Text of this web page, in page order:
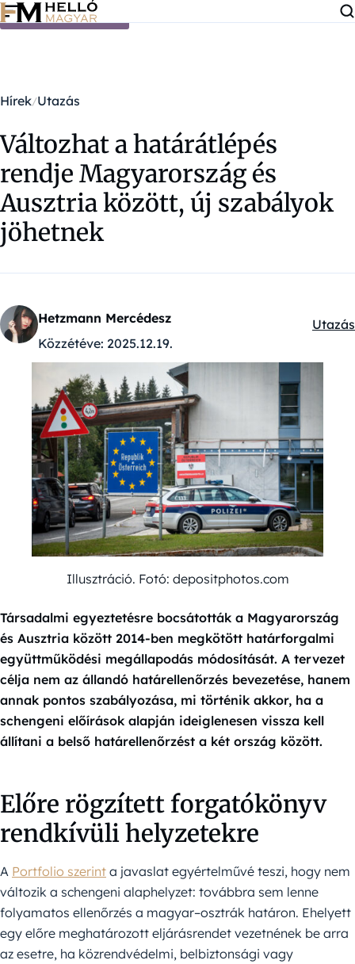
Ugrás a tartalomra
Hírek Utazás
Változhat a határátlépés
rendje Magyarország és
Ausztria között, új szabályok
jöhetnek
Hetzmann Mercédesz
Közzétéve: 2025.12.19.
Utazás
Illusztráció. Fotó: depositphotos.com
Társadalmi egyeztetésre bocsátották a Magyarország
és Ausztria között 2014-ben megkötött határforgalmi
együttműködési megállapodás módosítását. A tervezet
célja nem az állandó határellenőrzés bevezetése, hanem
annak pontos szabályozása, mi történik akkor, ha a
schengeni előírások alapján ideiglenesen vissza kell
állítani a belső határellenőrzést a két ország között.
Előre rögzített forgatókönyv
rendkívüli helyzetekre
A Portfolio szerint a javaslat egyértelművé teszi, hogy nem
változik a schengeni alaphelyzet: továbbra sem lenne
folyamatos ellenőrzés a magyar–osztrák határon. Ehelyett
egy előre meghatározott eljárásrendet vezetnének be arra
az esetre, ha közrendvédelmi, belbiztonsági vagy